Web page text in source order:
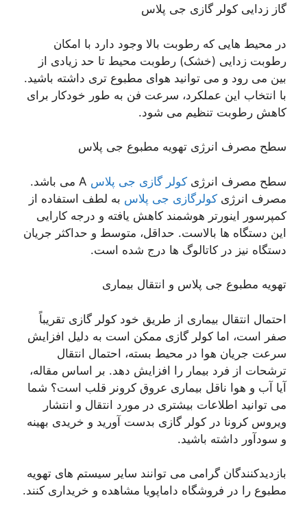
گاز زدایی کولر گازی جی پلاس
در محیط هایی که رطوبت بالا وجود دارد با امکان
رطوبت زدایی (خشک) رطوبت محیط تا حد زیادی از
بین می رود و می توانید هوای مطبوع تری داشته باشید.
با انتخاب این عملکرد، سرعت فن به طور خودکار برای
کاهش رطوبت تنظیم می شود.
سطح مصرف انرژی تهویه مطبوع جی پلاس
سطح مصرف انرژی کولر گازی جی پلاس
A می باشد.
مصرف انرژی کولرگازی جی پلاس به لطف استفاده از
کمپرسور اینورتر هوشمند کاهش یافته و درجه کارایی
این دستگاه ها بالاست. حداقل، متوسط ​​و حداکثر جریان
دستگاه نیز در کاتالوگ ها درج شده است.
تهویه مطبوع جی پلاس و انتقال بیماری
احتمال انتقال بیماری از طریق خود کولر گازی تقریباً
صفر است، اما کولر گازی ممکن است به دلیل افزایش
سرعت جریان هوا در محیط بسته، احتمال انتقال
ترشحات از فرد بیمار را افزایش دهد. بر اساس مقاله،
آیا آب و هوا ناقل بیماری عروق کرونر قلب است؟ شما
می توانید اطلاعات بیشتری در مورد انتقال و انتشار
ویروس کرونا در کولر گازی بدست آورید و خریدی بهینه
و سودآور داشته باشید.
بازدیدکنندگان گرامی می توانند سایر سیستم های تهویه
مطبوع را در فروشگاه داماپویا مشاهده و خریداری کنند.